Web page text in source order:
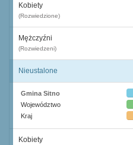
Kobiety
(Rozwiedzione)
Mężczyźni
(Rozwiedzeni)
Nieustalone
Gmina Sitno
Województwo
Kraj
Kobiety